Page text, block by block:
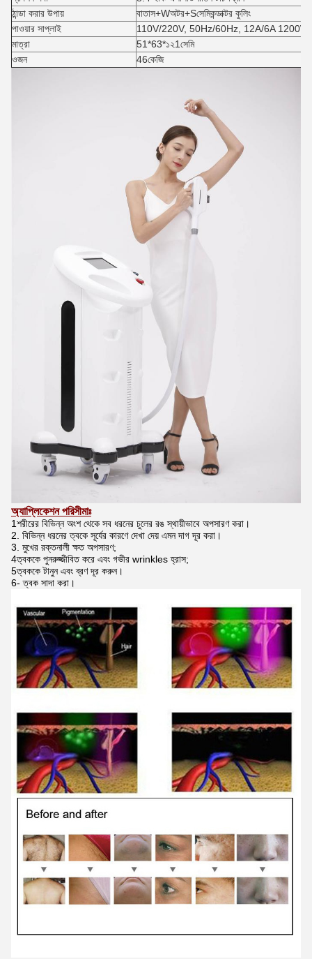
ঠান্ডা করার উপায়
বাতাস+Wঅটর+Sসেমিকন্ডাক্টর কুলিং
পাওয়ার সাপ্লাই
110V/220V, 50Hz/60Hz, 12A/6A 1200W
মাত্রা
51*63*১২1সেমি
ওজন
46কেজি
অ্যাপ্লিকেশন পরিসীমাঃ
1শরীরের বিভিন্ন অংশ থেকে সব ধরনের চুলের রঙ স্থায়ীভাবে অপসারণ করা।
2. বিভিন্ন ধরনের ত্বকে সূর্যের কারণে দেখা দেয় এমন দাগ দূর করা।
3. মুখের রক্তনালী ক্ষত অপসারণ;
4ত্বককে পুনরুজ্জীবিত করে এবং গভীর wrinkles হ্রাস;
5ত্বককে টানুন এবং ব্রণ দূর করুন।
6- ত্বক সাদা করা।